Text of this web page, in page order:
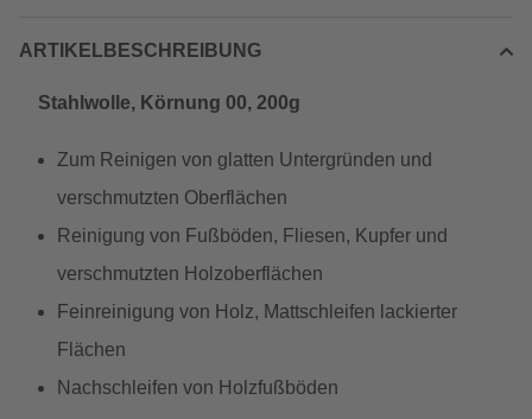
ARTIKELBESCHREIBUNG
Stahlwolle, Körnung 00, 200g
Zum Reinigen von glatten Untergründen und
verschmutzten Oberflächen
Reinigung von Fußböden, Fliesen, Kupfer und
verschmutzten Holzoberflächen
Feinreinigung von Holz, Mattschleifen lackierter
Flächen
Nachschleifen von Holzfußböden